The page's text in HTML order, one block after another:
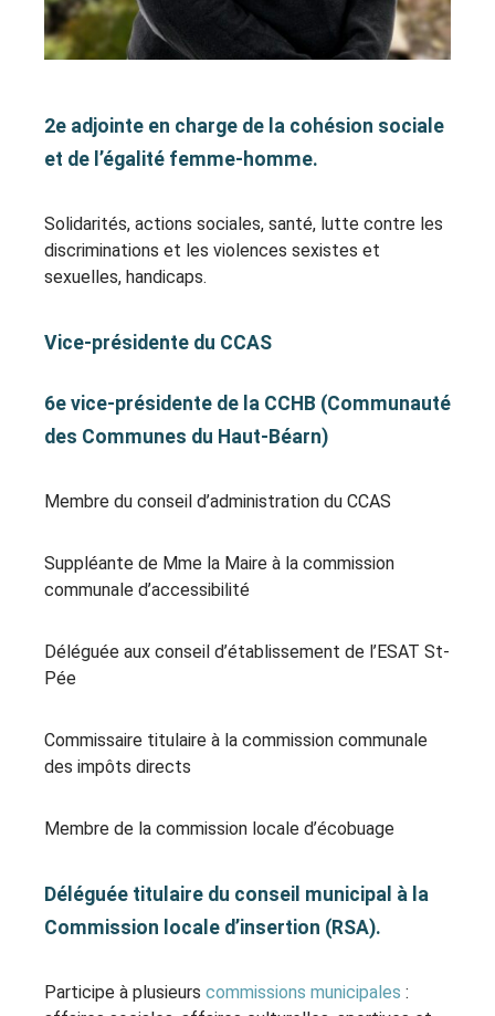
2e adjointe en charge de la cohésion sociale
et de l’égalité femme-homme.
Solidarités, actions sociales, santé, lutte contre les
discriminations et les violences sexistes et
sexuelles, handicaps.
Vice-présidente du CCAS
6e vice-présidente de la CCHB (Communauté
des Communes du Haut-Béarn)
Membre du conseil d’administration du CCAS
Suppléante de Mme la Maire à la commission
communale d’accessibilité
Déléguée aux conseil d’établissement de l’ESAT St-
Pée
Commissaire titulaire à la commission communale
des impôts directs
Membre de la commission locale d’écobuage
Déléguée titulaire du conseil municipal à la
Commission locale d’insertion (RSA).
Participe à plusieurs commissions municipales :